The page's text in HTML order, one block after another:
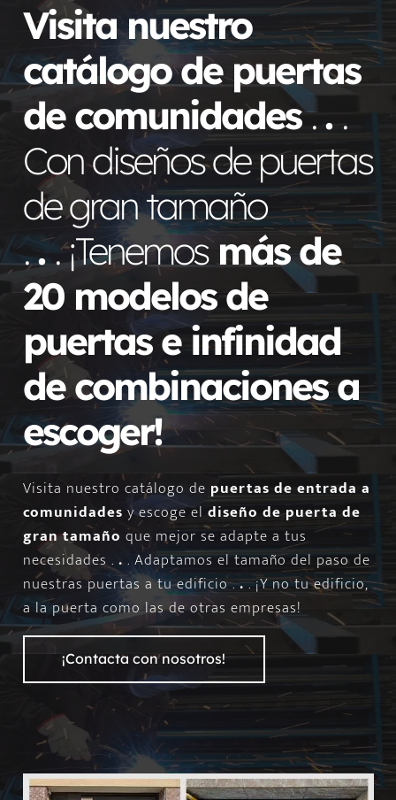
Visita nuestro
catálogo de puertas
de comunidades.. .
Con diseños de puertas
de gran tamaño
... ¡Tenemosmás de
20 modelos de
puertas e infinidad
de combinaciones a
escoger!
Visita nuestro catálogo de puertas de entrada a
comunidades y escoge el diseño de puerta de
gran tamaño que mejor se adapte a tus
necesidades . . . Adaptamos el tamaño del paso de
nuestras puertas a tu edificio ... ¡Y no tu edificio,
a la puerta como las de otras empresas!
¡Contacta con nosotros!